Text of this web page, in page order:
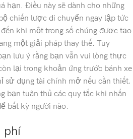
hạn. Điều này sẽ dành cho những
chiến lược di chuyển ngay lập tức
khi một trong số chúng được tạo
một giải pháp thay thế. Tuy
lưu ý rằng bạn vẫn vui lòng thực
lại trong khoản ứng trước bánh xe
sử dụng tài chính mở nếu cần thiết.
bạn tuân thủ các quy tắc khi nhấn
bất kỳ người nào.
phí